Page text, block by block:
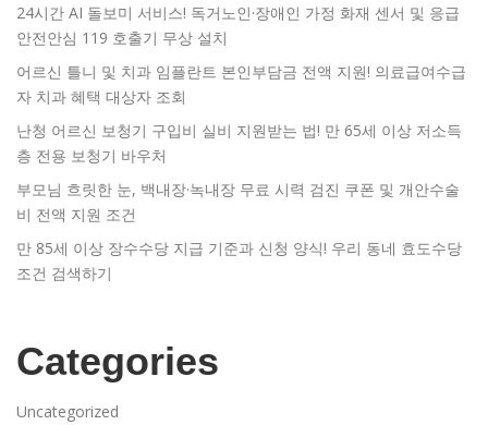
24시간 AI 돌보미 서비스! 독거노인·장애인 가정 화재 센서 및 응급
안전안심 119 호출기 무상 설치
어르신 틀니 및 치과 임플란트 본인부담금 전액 지원! 의료급여수급
자 치과 혜택 대상자 조회
난청 어르신 보청기 구입비 실비 지원받는 법! 만 65세 이상 저소득
층 전용 보청기 바우처
부모님 흐릿한 눈, 백내장·녹내장 무료 시력 검진 쿠폰 및 개안수술
비 전액 지원 조건
만 85세 이상 장수수당 지급 기준과 신청 양식! 우리 동네 효도수당
조건 검색하기
Categories
Uncategorized